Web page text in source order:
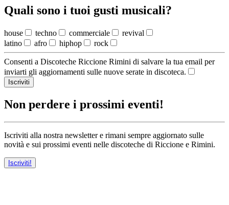
Quali sono i tuoi gusti musicali?
house techno commerciale
revival
latino
afro hiphop rock
Consenti a Discoteche Riccione Rimini di salvare la tua email per
inviarti gli aggiornamenti sulle nuove serate in discoteca.
Iscriviti
Non perdere i prossimi eventi!
Iscriviti alla nostra newsletter e rimani sempre aggiornato sulle
novità e sui prossimi eventi nelle discoteche di Riccione e Rimini.
Iscriviti!